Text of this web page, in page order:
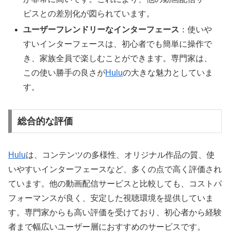
ビスとの差別化が図られています。
ユーザーフレンドリーなインターフェース ：使いや
すいインターフェースは、初心者でも簡単に操作で
き、家族全員で楽しむことができます。専門家は、
この使い勝手の良さがHuluの大きな魅力としていま
す。
総合的な評価
Huluは、コンテンツの多様性、オリジナル作品の質、使
いやすいインターフェースなど、多くの点で高く評価され
ています。他の動画配信サービスと比較しても、コストパ
フォーマンスが良く、安定した視聴環境を提供していま
す。専門家からも高い評価を受けており、初心者から経験
者まで幅広いユーザー層におすすめのサービスです。